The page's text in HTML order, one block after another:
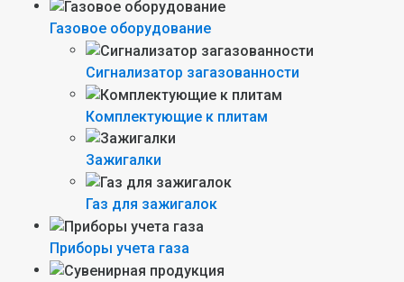
Газовое оборудование
Сигнализатор загазованности
Комплектующие к плитам
Зажигалки
Газ для зажигалок
Приборы учета газа